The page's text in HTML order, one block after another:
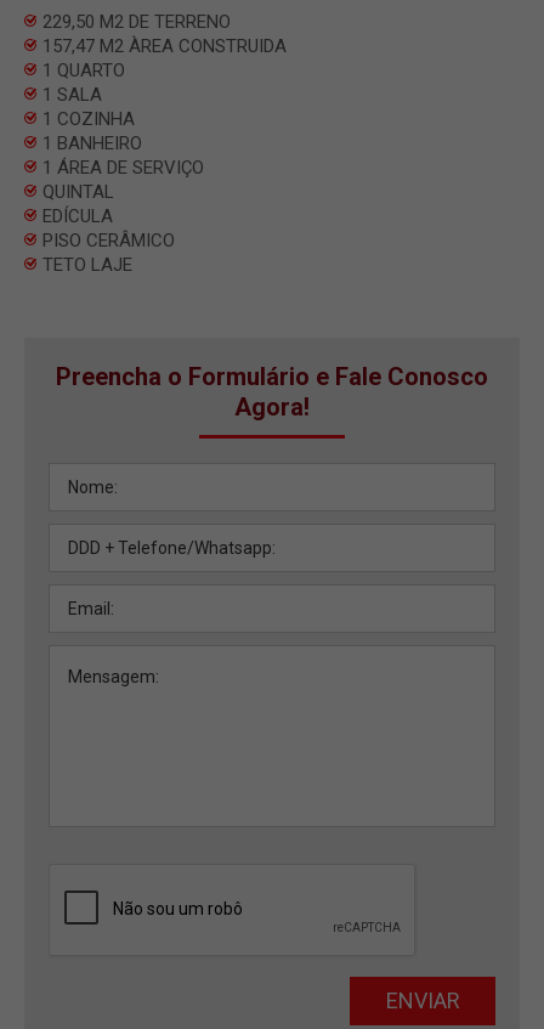
229,50 M2 DE TERRENO
157,47 M2 ÀREA CONSTRUIDA
1 QUARTO
1 SALA
1 COZINHA
1 BANHEIRO
1 ÁREA DE SERVIÇO
QUINTAL
EDÍCULA
PISO CERÂMICO
TETO LAJE
Preencha o Formulário e Fale Conosco
Agora!